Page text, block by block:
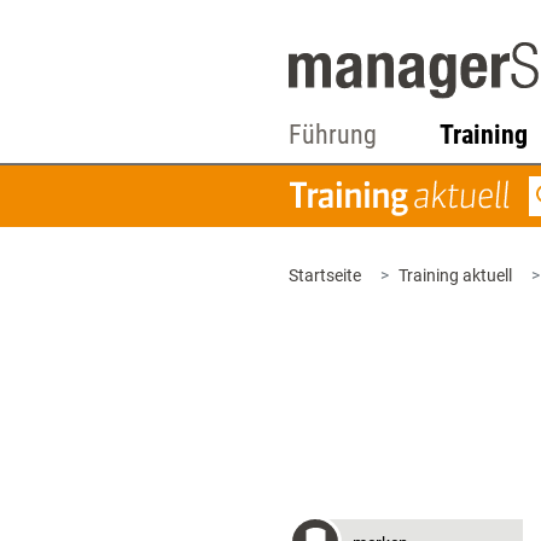
Führung Training
Startseite Training aktuell